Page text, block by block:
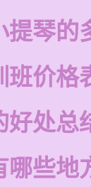
提琴的
班价格
好处总
哪些地